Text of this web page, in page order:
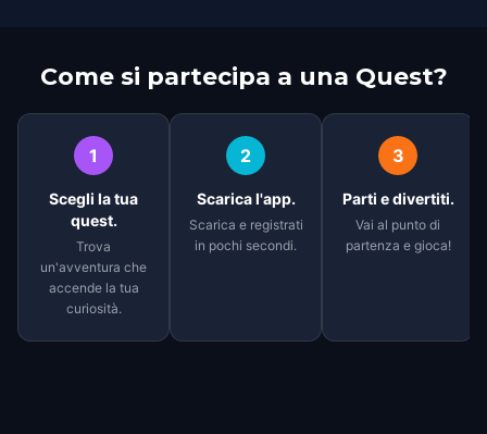
Come si partecipa a una Quest?
1
Scegli la tua
quest.
Trova
un'avventura che
accende la tua
curiosità.
2
Scarica l'app.
Scarica e registrati
in pochi secondi.
3
Parti e divertiti.
Vai al punto di
partenza e gioca!